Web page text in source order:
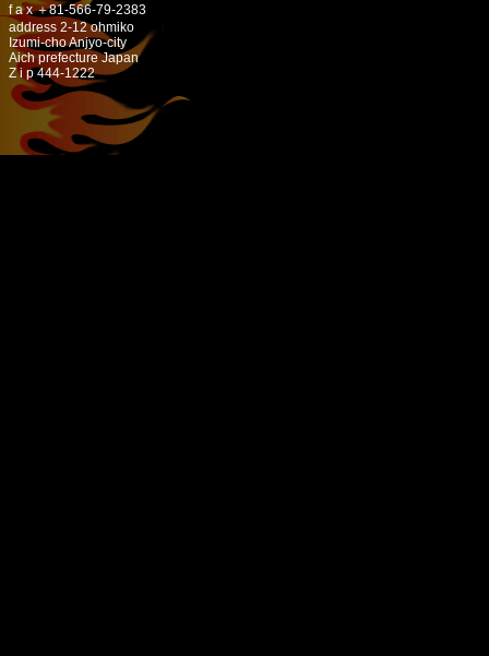
f a x ＋81-566-79-2383
address 2-12 ohmiko
Izumi-cho Anjyo-city
Aich prefecture Japan
Z i p 444-1222